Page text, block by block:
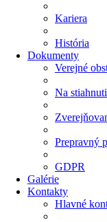
Kariera
História
Dokumenty
Verejné
Na
Prepravný
GDPR
Galérie
Kontakty
Hlavné